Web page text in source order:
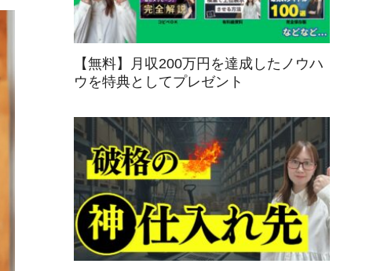
【無料】月収200万円を達成したノウハ
ウを特典としてプレゼント